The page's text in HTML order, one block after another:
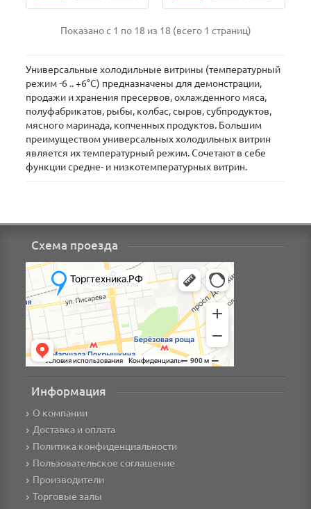
Показано с 1 по 18 из 18 (всего 1 страниц)
Универсальные холодильные витрины (температурный
режим -6 .. +6°C) предназначены для демонстрации,
продажи и хранения пресервов, охлажденного мяса,
полуфабрикатов, рыбы, колбас, сыров, субпродуктов,
мясного маринада, копченных продуктов. Большим
преимуществом универсальных холодильных витрин
является их температурный режим. Сочетают в себе
функции средне- и низкотемпературных витрин.
Схема проезда
Информация
О компании
Доставка и оплата
Политика конфиденциальности
Пользовательское соглашение
Производители
Торговые залы